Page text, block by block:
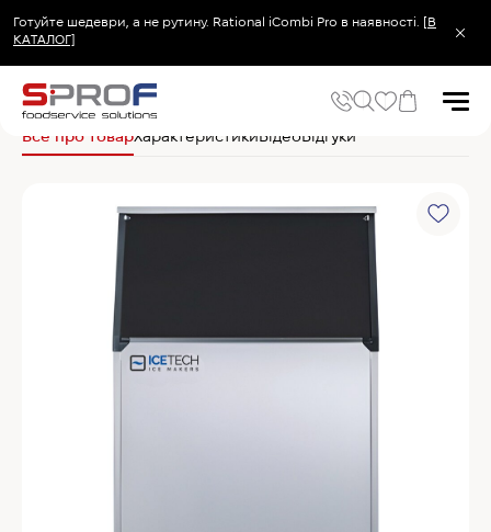
Готуйте шедеври, а не рутину. Rational iCombi Pro в наявності. [В
КАТАЛОГ]
Популярні запити
Холодильник
Популярні категорії
Печі та пароконвектомати
Холодильне та Морозильне обладнання
Овочерізки професійні
Головна Барне обладнання Ice Tech Льодогенератор
Все про товарХарактеристикиВідеоВідгуки